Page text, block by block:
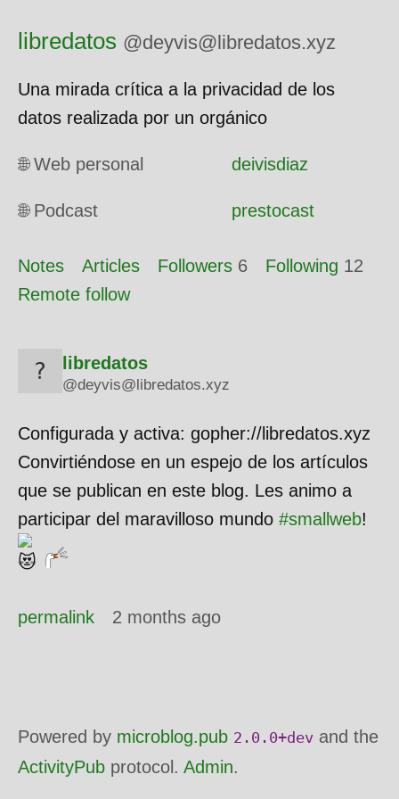
libredatos @deyvis@libredatos.xyz
Una mirada crítica a la privacidad de los
datos realizada por un orgánico
🌐 Web personal deivisdiaz
🌐 Podcast prestocast
Notes Articles Followers 6 Following 12
Remote follow
libredatos
@deyvis@libredatos.xyz
Configurada y activa: gopher://libredatos.xyz
Convirtiéndose en un espejo de los artículos
que se publican en este blog. Les animo a
participar del maravilloso mundo #smallweb!
permalink 2 months ago
Powered by microblog.pub 2.0.0+dev and the
ActivityPub protocol. Admin.